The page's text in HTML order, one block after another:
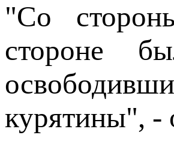
"Со
стороне
курятины", -